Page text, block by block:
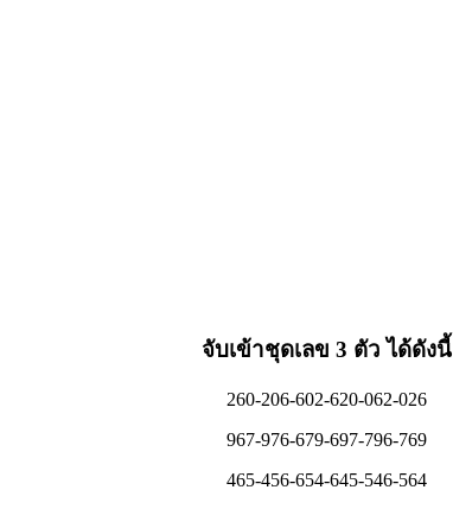
จับเข้าชุดเลข 3 ตัว ได้ดังนี้
260-206-602-620-062-026
967-976-679-697-796-769
465-456-654-645-546-564